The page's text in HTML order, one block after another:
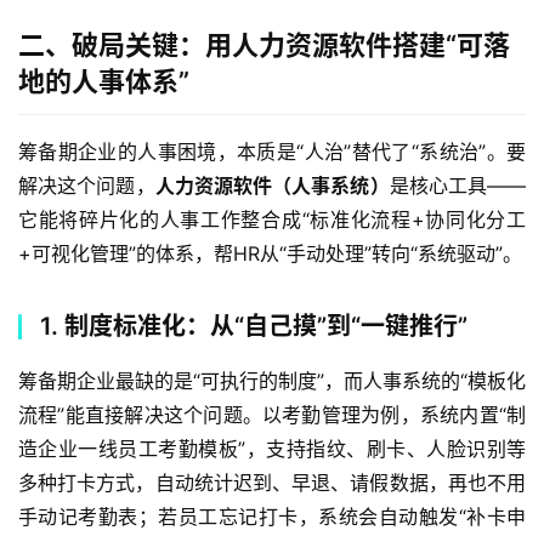
二、破局关键：用人力资源软件搭建“可落
地的人事体系”
筹备期企业的人事困境，本质是“人治”替代了“系统治”。要
解决这个问题， 人力资源软件（人事系统） 是核心工具——
它能将碎片化的人事工作整合成“标准化流程+协同化分工
1. 制度标准化：从“自己摸”到“一键推行”
筹备期企业最缺的是“可执行的制度”，而人事系统的“模板化
流程”能直接解决这个问题。以考勤管理为例，系统内置“制
造企业一线员工考勤模板”，支持指纹、刷卡、人脸识别等
多种打卡方式，自动统计迟到、早退、请假数据，再也不用
手动记考勤表；若员工忘记打卡，系统会自动触发“补卡申